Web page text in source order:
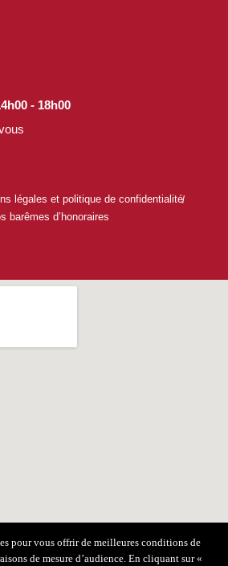
- 18h00
légales et politique de confidentialité
barêmes d’honoraires
pour vous offrir de meilleures conditions de
de mesure d’audience. En cliquant sur «